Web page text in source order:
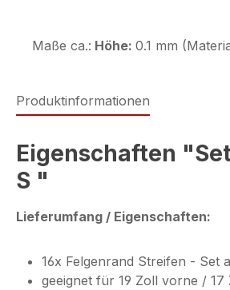
Maße ca.: Höhe: 0.1 mm
Produktinformationen
Eigenschaften
S "
Lieferumfang / Eigenschaften:
16x Felgenrand Streifen - Set
geeignet für 19 Zoll vorne /